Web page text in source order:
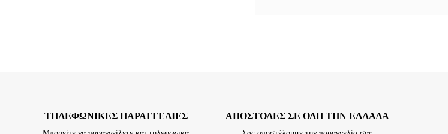
TΗΛΕΦΩΝΙΚΈΣ ΠΑΡΑΓΓΕΛΊΕΣ ΑΠΟΣΤΟΛΕΣ ΣΕ ΟΛΗ ΤΗΝ ΕΛΛΑΔΑ